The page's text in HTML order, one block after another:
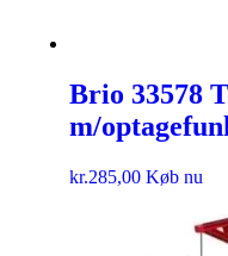
Brio 33578
m/
kr.285,00 Køb nu